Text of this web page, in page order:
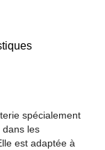
spécialement
dans les
est adaptée à